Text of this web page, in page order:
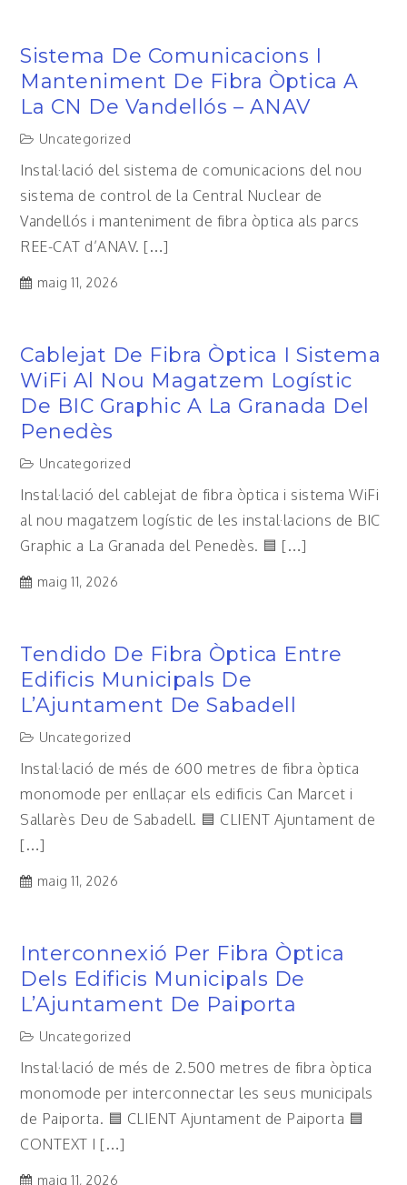
Sistema De Comunicacions I
Manteniment De Fibra Òptica A
La CN De Vandellós – ANAV
Uncategorized
Instal·lació del sistema de comunicacions del nou
sistema de control de la Central Nuclear de
Vandellós i manteniment de fibra òptica als parcs
REE-CAT d’ANAV. […]
maig 11, 2026
Cablejat De Fibra Òptica I Sistema
WiFi Al Nou Magatzem Logístic
De BIC Graphic A La Granada Del
Penedès
Uncategorized
Instal·lació del cablejat de fibra òptica i sistema WiFi
al nou magatzem logístic de les instal·lacions de BIC
Graphic a La Granada del Penedès. 🟦 […]
maig 11, 2026
Tendido De Fibra Òptica Entre
Edificis Municipals De
L’Ajuntament De Sabadell
Uncategorized
Instal·lació de més de 600 metres de fibra òptica
monomode per enllaçar els edificis Can Marcet i
Sallarès Deu de Sabadell. 🟦 CLIENT Ajuntament de
[…]
maig 11, 2026
Interconnexió Per Fibra Òptica
Dels Edificis Municipals De
L’Ajuntament De Paiporta
Uncategorized
Instal·lació de més de 2.500 metres de fibra òptica
monomode per interconnectar les seus municipals
de Paiporta. 🟦 CLIENT Ajuntament de Paiporta 🟦
CONTEXT I […]
maig 11, 2026